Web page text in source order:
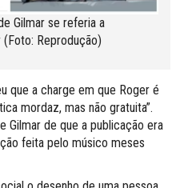
Gilmar se referia a
Reprodução)
que a charge em que Roger é
mordaz, mas não gratuita”.
Gilmar de que a publicação era
feita pelo músico meses